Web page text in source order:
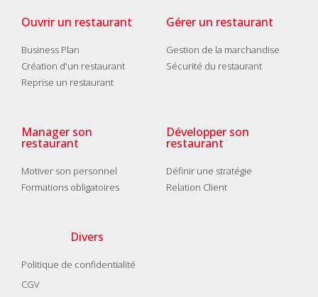
Ouvrir un restaurant
Business Plan
Création d'un restaurant
Reprise un restaurant
Gérer un restaurant
Gestion de la marchandise
Sécurité du restaurant
Manager son
restaurant
Motiver son personnel
Formations obligatoires
Développer son
restaurant
Définir une stratégie
Relation Client
Divers
Politique de confidentialité
CGV